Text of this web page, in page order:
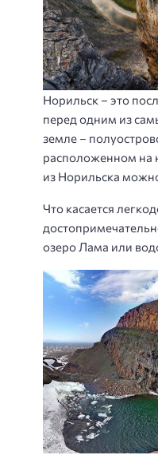
Норильск – это
перед одним из
земле –
расположенном на
из Норильска
Что касается
озеро Лама или